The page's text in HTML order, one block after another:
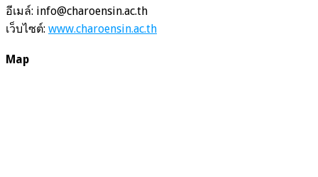
อีเมล์: info@charoensin.ac.th
เว็บไซต์: www.charoensin.ac.th
Map